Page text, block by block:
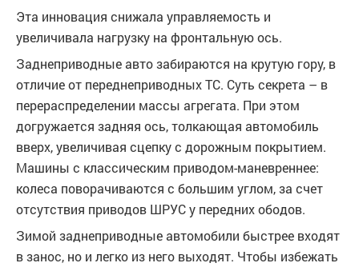
Эта инновация снижала управляемость и
увеличивала нагрузку на фронтальную ось.
Заднеприводные авто забираются на крутую гору, в
отличие от переднеприводных ТС. Суть секрета – в
перераспределении массы агрегата. При этом
догружается задняя ось, толкающая автомобиль
вверх, увеличивая сцепку с дорожным покрытием.
Машины с классическим приводом-маневреннее:
колеса поворачиваются с большим углом, за счет
отсутствия приводов ШРУС у передних ободов.
Зимой заднеприводные автомобили быстрее входят
в занос, но и легко из него выходят. Чтобы избежать